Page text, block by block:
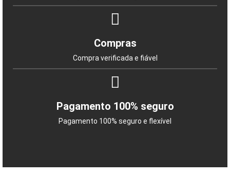
Compras
Compra verificada e fiável
Pagamento 100% seguro
Pagamento 100% seguro e flexível